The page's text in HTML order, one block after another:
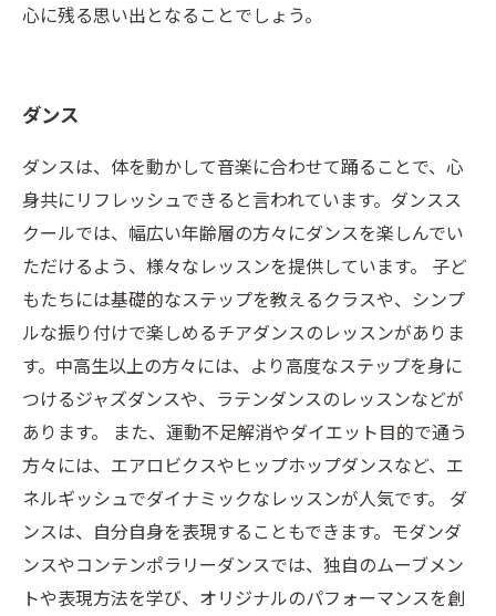
心に残る思い出となることでしょう。
ダンス
ダンスは、体を動かして音楽に合わせて踊ることで、心
身共にリフレッシュできると言われています。ダンスス
クールでは、幅広い年齢層の方々にダンスを楽しんでい
ただけるよう、様々なレッスンを提供しています。 子ど
もたちには基礎的なステップを教えるクラスや、シンプ
ルな振り付けで楽しめるチアダンスのレッスンがありま
す。中高生以上の方々には、より高度なステップを身に
つけるジャズダンスや、ラテンダンスのレッスンなどが
あります。 また、運動不足解消やダイエット目的で通う
方々には、エアロビクスやヒップホップダンスなど、エ
ネルギッシュでダイナミックなレッスンが人気です。 ダ
ンスは、自分自身を表現することもできます。モダンダ
ンスやコンテンポラリーダンスでは、独自のムーブメン
トや表現方法を学び、オリジナルのパフォーマンスを創